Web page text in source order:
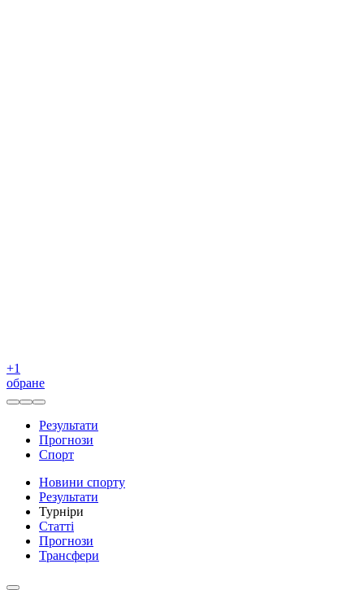
+1
обране
Результати
Прогнози
Спорт
Новини спорту
Результати
Турніри
Статті
Прогнози
Трансфери